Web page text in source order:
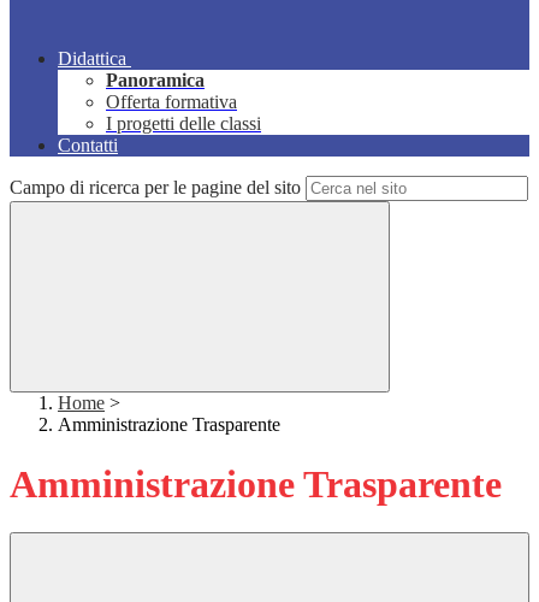
Didattica
Panoramica
Offerta formativa
I progetti delle classi
Contatti
Campo di ricerca per le pagine del sito
Home >
Amministrazione Trasparente
Amministrazione Trasparente